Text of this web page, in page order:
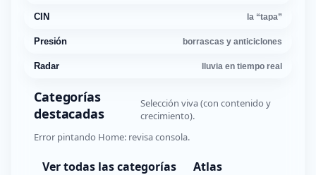
CIN la “tapa”
Presión borrascas y anticiclones
Radar lluvia en tiempo real
Categorías
destacadas
Selección viva (con contenido y
crecimiento).
Error pintando Home: revisa consola.
Ver todas las categorías Atlas